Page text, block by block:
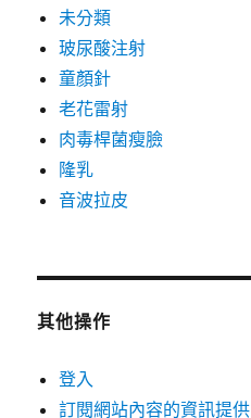
未分類
玻尿酸注射
童顏針
老花雷射
肉毒桿菌瘦臉
隆乳
音波拉皮
其他操作
登入
訂閱網站內容的資訊提供